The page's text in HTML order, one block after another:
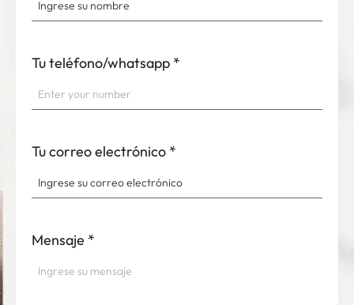
Tu teléfono/whatsapp *
Tu correo electrónico *
Mensaje *